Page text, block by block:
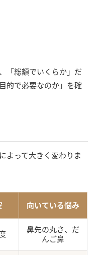
「総額でいくらか」だ
的で必要なのか」を確
よって大きく変わりま
向いている悩み
鼻先の丸さ、だ
んご鼻